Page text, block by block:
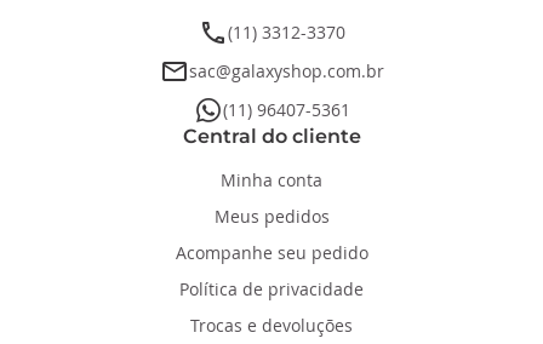
phone(11) 3312-3370
emailsac@galaxyshop.com.br
whatsapp(11) 96407-5361
Central do cliente
Minha conta
Meus pedidos
Acompanhe seu pedido
Política de privacidade
Trocas e devoluções